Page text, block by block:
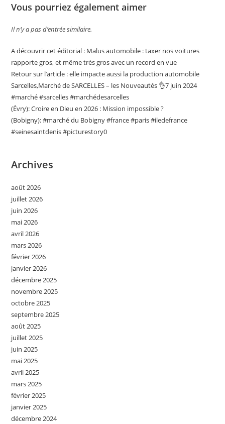
Vous pourriez également aimer
Il n’y a pas d’entrée similaire.
A découvrir cet éditorial : Malus automobile : taxer nos voitures
rapporte gros, et même très gros avec un record en vue
Retour sur l’article : elle impacte aussi la production automobile
Sarcelles,Marché de SARCELLES – les Nouveautés 👌7 juin 2024
#marché #sarcelles #marchédesarcelles
(Évry): Croire en Dieu en 2026 : Mission impossible ?
(Bobigny): #marché du Bobigny #france #paris #iledefrance
#seinesaintdenis #picturestory0
Archives
août 2026
juillet 2026
juin 2026
mai 2026
avril 2026
mars 2026
février 2026
janvier 2026
décembre 2025
novembre 2025
octobre 2025
septembre 2025
août 2025
juillet 2025
juin 2025
mai 2025
avril 2025
mars 2025
février 2025
janvier 2025
décembre 2024